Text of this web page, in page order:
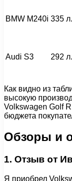
BMW M240i 335
Audi S3 292
Как видно из
высокую
Volkswagen Golf
бюджета
Обзоры и
1. Отзыв от
Я приобрел